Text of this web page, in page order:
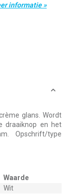
informatie »
glans. Wordt
draaiknop en het
Opschrift/type
Waarde
Wit